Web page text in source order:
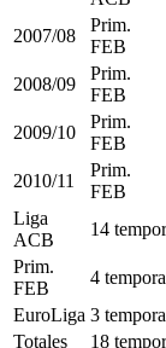
2003/04
Liga
ACB
2004/05
Liga
ACB
2005/06
Liga
ACB
2006/07
Liga
ACB
2007/08
Prim.
FEB
2008/09
Prim.
FEB
2009/10
Prim.
FEB